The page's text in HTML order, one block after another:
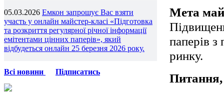
05.03.2026 Емкон запрошує Вас взяти
участь у онлайн майстер-класі «Підготовка
та розкриття регулярної річної інформації
емітентами цінних паперів», який
відбудеться онлайн 25 березня 2026 року.
Всі новини Підписатись
Мета
паперів
ринку.
Питання,